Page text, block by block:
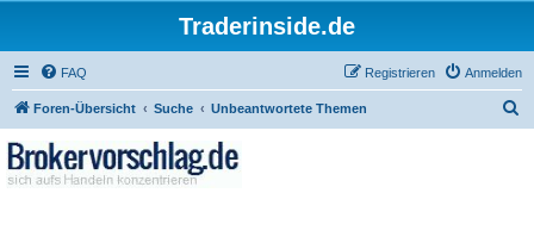
Traderinside.de
FAQ Anmelden
Registrieren
Foren-Übersicht Suche Unbeantwortete Themen